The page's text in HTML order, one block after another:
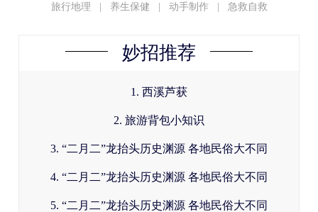
旅行地理
养生保健 动手制作 急救自救
妙招推荐
1. 西溪芦获
2. 旅游背包小知识
3. “二月二”龙抬头历史渊源 各地民俗大不同
4. “二月二”龙抬头历史渊源 各地民俗大不同
5. “二月二”龙抬头历史渊源 各地民俗大不同